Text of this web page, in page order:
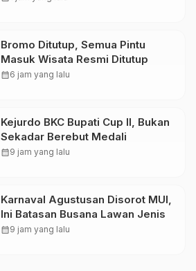
Bromo Ditutup, Semua Pintu
Masuk Wisata Resmi Ditutup
calendar_month6 jam yang lalu
Kejurdo BKC Bupati Cup II, Bukan
Sekadar Berebut Medali
calendar_month9 jam yang lalu
Karnaval Agustusan Disorot MUI,
Ini Batasan Busana Lawan Jenis
calendar_month9 jam yang lalu